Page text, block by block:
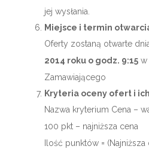
jej wysłania.
Miejsce i termin
Oferty zostaną otwarte
2014 roku o godz. 9:15 w
Zamawiającego
Kryteria oceny ofert i
Nazwa kryterium Cena –
100 pkt – najniższa cena
Ilość punktów =